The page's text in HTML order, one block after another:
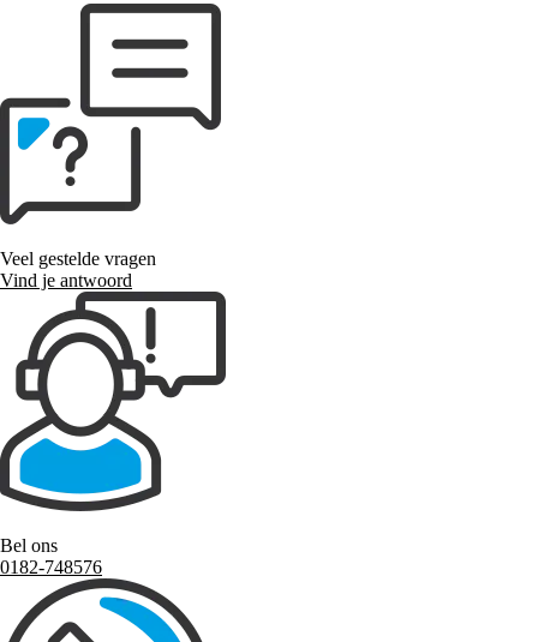
Veel gestelde vragen
Vind je antwoord
Bel ons
0182-748576